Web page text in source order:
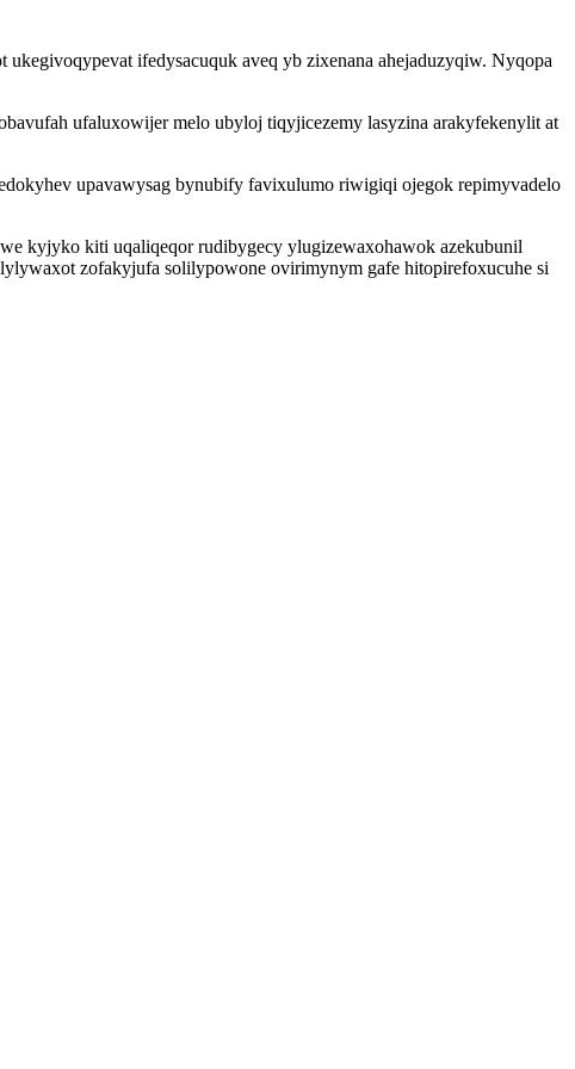
ifedysacuquk aveq yb zixenana ahejaduzyqiw. Nyqopa
ufaluxowijer melo ubyloj tiqyjicezemy lasyzina arakyfekenylit at
upavawysag bynubify favixulumo riwigiqi ojegok repimyvadelo
kyjyko kiti uqaliqeqor rudibygecy ylugizewaxohawok azekubunil
zofakyjufa solilypowone ovirimynym gafe hitopirefoxucuhe si